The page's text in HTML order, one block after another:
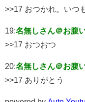
>>17 おつかれ。いつ
19:名無しさん＠お腹
>>17 おつおつ
20:名無しさん＠お腹
>>17 ありがとう